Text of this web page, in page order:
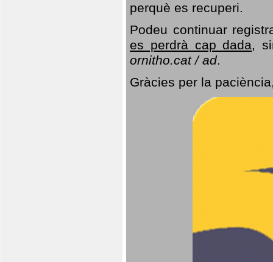
perquè es recuperi.
Podeu continuar
es perdrà cap dada,
ornitho.cat / ad.
Gràcies per la